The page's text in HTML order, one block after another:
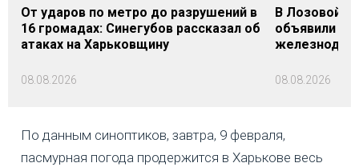
От ударов по метро до разрушений в
16 громадах: Синегубов рассказал об
атаках на Харьковщину
08.08.2026
В Лозовой
объявили
08.08.2026
По данным синоптиков, завтра, 9 февраля,
пасмурная погода продержится в Харькове весь